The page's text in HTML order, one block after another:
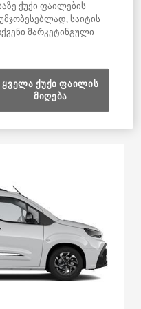
SHUTTLE 7 SEATER
ქუქი ფაილების
საიტის
მარკეტინგული
ყველა ქუქი ფაილის
მიღება